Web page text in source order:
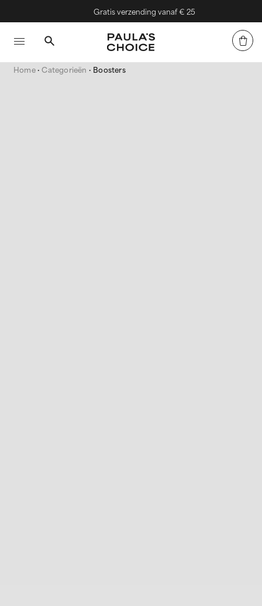
Gratis verzending vanaf € 25
Home Categorieën Boosters